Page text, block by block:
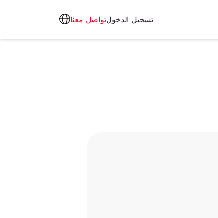
تسجيل الدخولتواصل معنا